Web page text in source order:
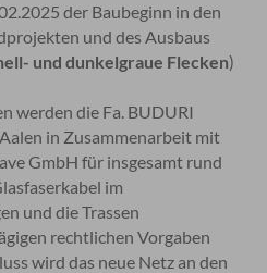
der Baubeginn in den
und des Ausbaus
und dunkelgraue Flecken)
werden die Fa. BUDURI
in Zusammenarbeit mit
GmbH für insgesamt rund
im
und die Trassen
rechtlichen Vorgaben
wird das neue Netz an den